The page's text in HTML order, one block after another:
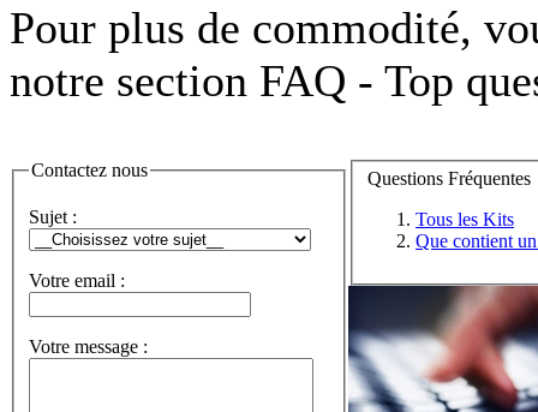
Pour plus de commodité,
notre section FAQ - Top
Contactez nous
Sujet :
Votre email :
Votre message :
Questions Fréquentes
Tous les Kits
Que contient